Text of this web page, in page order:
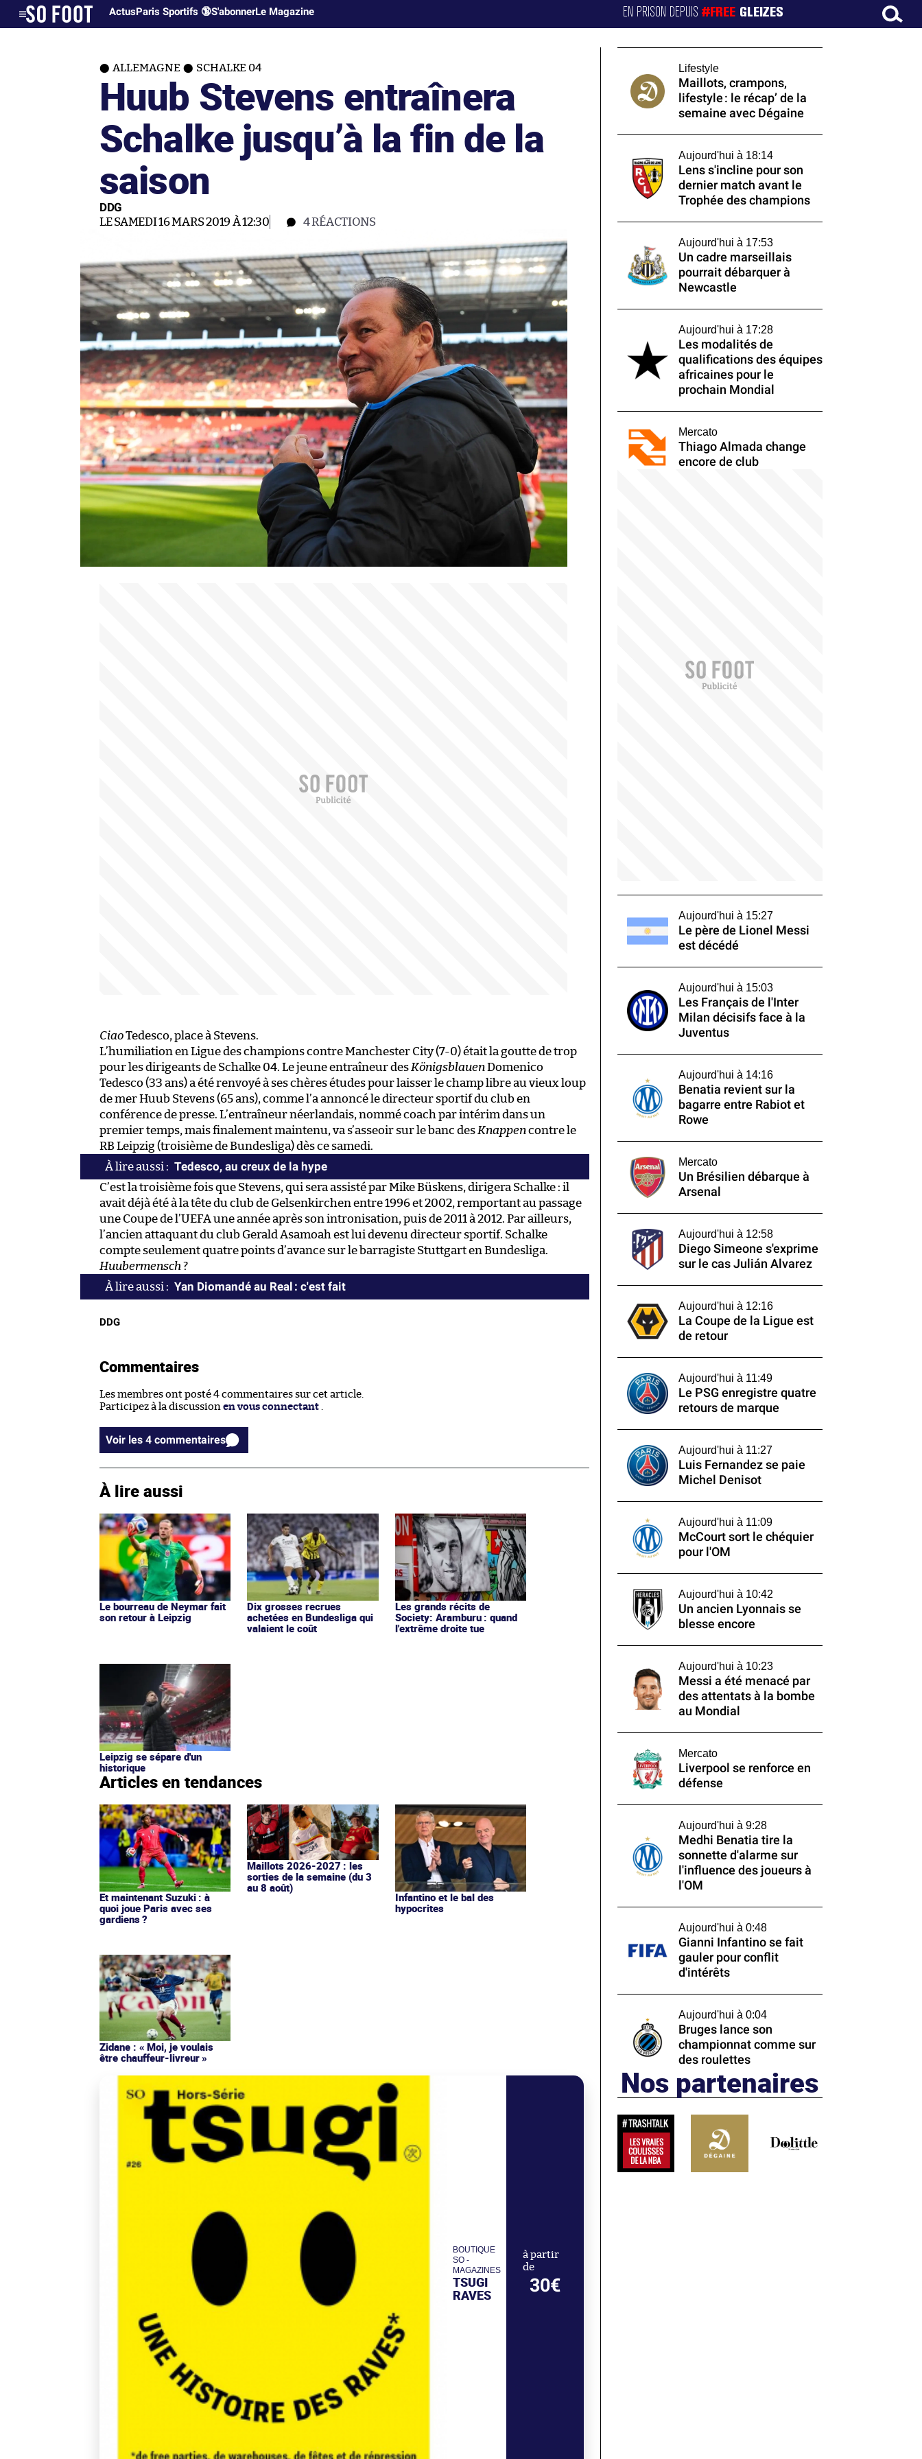
ActusParis Sportifs 🔞S'abonnerLe Magazine EN PRISON DEPUIS#FREE GLEIZES
ALLEMAGNE SCHALKE 04
Huub Stevens entraînera
Schalke jusqu’à la fin de la
saison
DDG
LE SAMEDI 16 MARS 2019 À 12:30 4RÉACTIONS
CiaoTedesco, place à Stevens.
L’humiliation en Ligue des champions contre Manchester City (7-0) était la goutte de trop
pour les dirigeants de Schalke 04. Le jeune entraîneur des KönigsblauenDomenico
Tedesco (33 ans) a été renvoyé à ses chères études pour laisser le champ libre au vieux loup
de mer Huub Stevens (65 ans), comme l’a annoncé le directeur sportif du club en
conférence de presse. L’entraîneur néerlandais, nommé coach par intérim dans un
premier temps, mais finalement maintenu, va s’asseoir sur le banc des Knappencontre le
RB Leipzig (troisième de Bundesliga) dès ce samedi.
Tedesco, au creux de la hype
C’est la troisième fois que Stevens, qui sera assisté par Mike Büskens, dirigera Schalke : il
avait déjà été à la tête du club de Gelsenkirchen entre 1996 et 2002, remportant au passage
une Coupe de l’UEFA une année après son intronisation, puis de 2011 à 2012. Par ailleurs,
l’ancien attaquant du club Gerald Asamoah est lui devenu directeur sportif. Schalke
compte seulement quatre points d’avance sur le barragiste Stuttgart en Bundesliga.
Huubermensch ?
Yan Diomandé au Real : c'est fait
DDG
Commentaires
Les membres ont posté 4 commentaires sur cet article.
Participez à la discussion en vous connectant
Voir les 4 commentaires
À lire aussi
Le bourreau de Neymar fait
son retour à Leipzig
Dix grosses recrues
achetées en Bundesliga qui
valaient le coût
Les grands récits de
Society: Aramburu : quand
l'extrême droite tue
Leipzig se sépare d'un
historique
Articles en tendances
Et maintenant Suzuki : à
quoi joue Paris avec ses
gardiens ?
Maillots 2026-2027 : les
sorties de la semaine (du 3
au 8 août)
Infantino et le bal des
hypocrites
Zidane : « Moi, je voulais
être chauffeur-livreur »
BOUTIQUE
SO -
MAGAZINES
TSUGI
RAVES
à partir
de
30€
Lifestyle
Maillots, crampons,
lifestyle : le récap’ de la
semaine avec Dégaine
Aujourd'hui à 18:14
Lens s'incline pour son
dernier match avant le
Trophée des champions
Aujourd'hui à 17:53
Un cadre marseillais
pourrait débarquer à
Newcastle
Aujourd'hui à 17:28
Les modalités de
qualifications des équipes
africaines pour le
prochain Mondial
Mercato
Thiago Almada change
encore de club
Aujourd'hui à 15:27
Le père de Lionel Messi
est décédé
Aujourd'hui à 15:03
Les Français de l'Inter
Milan décisifs face à la
Juventus
Aujourd'hui à 14:16
Benatia revient sur la
bagarre entre Rabiot et
Rowe
Mercato
Un Brésilien débarque à
Arsenal
Aujourd'hui à 12:58
Diego Simeone s'exprime
sur le cas Julián Alvarez
Aujourd'hui à 12:16
La Coupe de la Ligue est
de retour
Aujourd'hui à 11:49
Le PSG enregistre quatre
retours de marque
Aujourd'hui à 11:27
Luis Fernandez se paie
Michel Denisot
Aujourd'hui à 11:09
McCourt sort le chéquier
pour l'OM
Aujourd'hui à 10:42
Un ancien Lyonnais se
blesse encore
Aujourd'hui à 10:23
Messi a été menacé par
des attentats à la bombe
au Mondial
Mercato
Liverpool se renforce en
défense
Aujourd'hui à 9:28
Medhi Benatia tire la
sonnette d'alarme sur
l'influence des joueurs à
l'OM
Aujourd'hui à 0:48
Gianni Infantino se fait
gauler pour conflit
d'intérêts
Aujourd'hui à 0:04
Bruges lance son
championnat comme sur
des roulettes
Nos partenaires